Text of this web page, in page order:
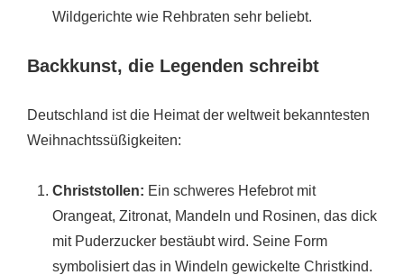
Wildgerichte wie Rehbraten sehr beliebt.
Backkunst, die Legenden schreibt
Deutschland ist die Heimat der weltweit bekanntesten
Weihnachtssüßigkeiten:
Christstollen: Ein schweres Hefebrot mit
Orangeat, Zitronat, Mandeln und Rosinen, das dick
mit Puderzucker bestäubt wird. Seine Form
symbolisiert das in Windeln gewickelte Christkind.